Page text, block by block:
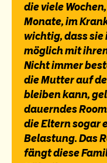
die viele
Monate, im
wichtig, dass sie
möglich mit
Nicht immer
die Mutter auf
bleiben kann,
dauerndes
die Eltern sogar
Belastung. Das
fängt diese